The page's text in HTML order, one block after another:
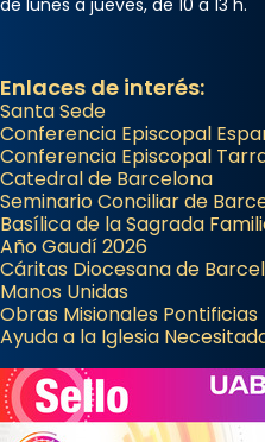
Share
de lunes a jueves, de 10 a 13 h.
Enlaces de interés:
Santa Sede
Conferencia Episcopal
Conferencia Episcopal
Catedral de Barcelona
Seminario Conciliar de
Basílica de la Sagrada
Año Gaudí 2026
Cáritas Diocesana de
Manos Unidas
Obras Misionales Pontificias
Ayuda a la Iglesia